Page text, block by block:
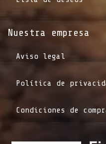
Nuestra empresa
Aviso legal
Política de
Condiciones de